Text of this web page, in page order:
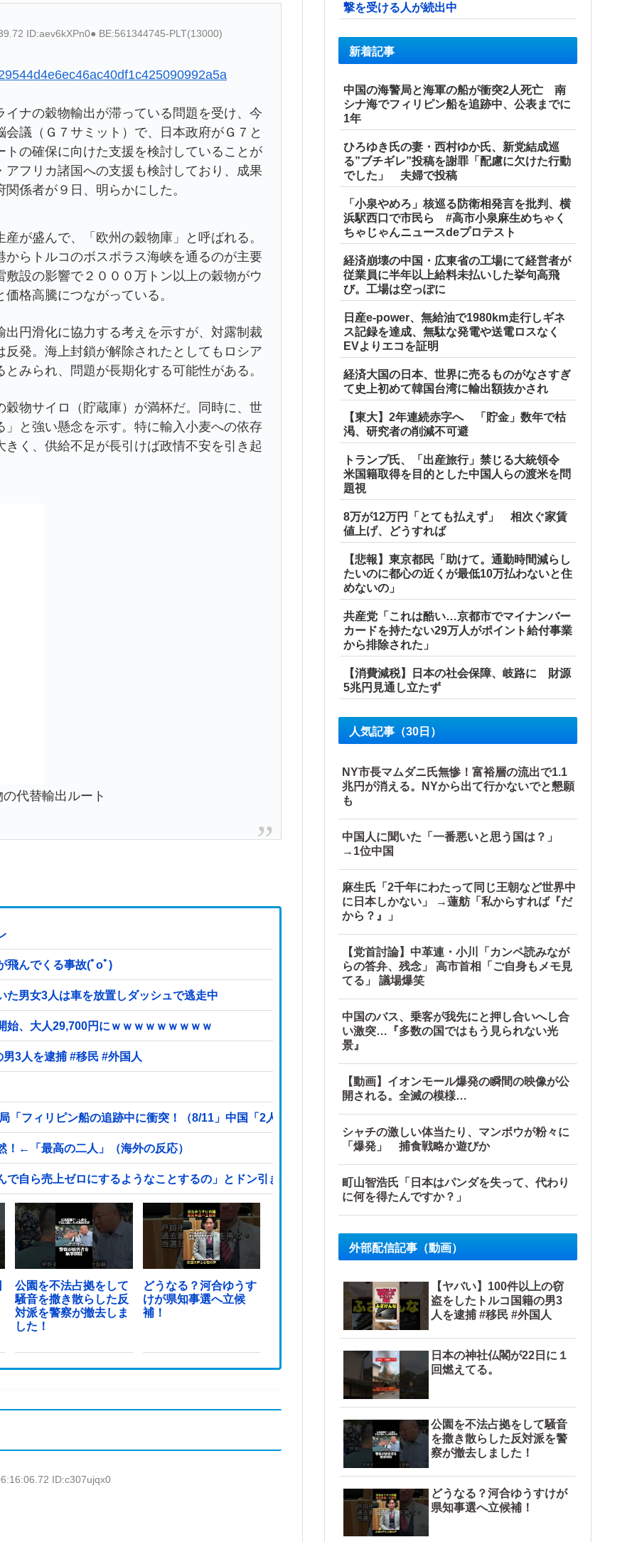
ID:aev6kXPn0● BE:561344745-PLT(13000)
ナの穀物輸出が滞っている問題を受け、今
議（Ｇ７サミット）で、日本政府がＧ７と
の確保に向けた支援を検討していることが
フリカ諸国への支援も検討しており、成果
係者が９日、明らかにした。
が盛んで、「欧州の穀物庫」と呼ばれる。
らトルコのボスポラス海峡を通るのが主要
設の影響で２０００万トン以上の穀物がウ
格高騰につながっている。
円滑化に協力する考えを示すが、対露制裁
発。海上封鎖が解除されたとしてもロシア
みられ、問題が長期化する可能性がある。
物サイロ（貯蔵庫）が満杯だ。同時に、世
と強い懸念を示す。特に輸入小麦への依存
く、供給不足が長引けば政情不安を引き起
代替輸出ルート
飛んでくる事故(ﾟoﾟ)
男女3人は車を放置しダッシュで逃走中
、大人29,700円にｗｗｗｗｗｗｗｗｗ
【ヤバい】100件以上の窃盗をしたトルコ国籍の男3人を逮捕 #移民 #外国人
「フィリピン船の追跡中に衝突！（8/11」中国「2人死亡」中国政府「1年間隠蔽」日本「隠蔽された事実報道！（2026年
！←「最高の二人」（海外の反応）
で自ら売上ゼロにするようなことするの」とドン引きするような方針転換を……他
公園を不法占拠をして
騒音を撒き散らした反
対派を警察が撤去しま
した！
どうなる？河合ゆうす
けが県知事選へ立候
補！
ID:c307ujqx0
撃を受ける人が続出中
新着記事
中国の海警局と海軍の船が衝突2人死亡 南
シナ海でフィリピン船を追跡中、公表までに
1年
ひろゆき氏の妻・西村ゆか氏、新党結成巡
る”ブチギレ”投稿を謝罪「配慮に欠けた行動
でした」 夫婦で投稿
「小泉やめろ」核巡る防衛相発言を批判、横
浜駅西口で市民ら #高市小泉麻生めちゃく
ちゃじゃんニュースdeプロテスト
経済崩壊の中国・広東省の工場にて経営者が
従業員に半年以上給料未払いした挙句高飛
び。工場は空っぽに
日産e-power、無給油で1980km走行しギネ
ス記録を達成、無駄な発電や送電ロスなく
EVよりエコを証明
経済大国の日本、世界に売るものがなさすぎ
て史上初めて韓国台湾に輸出額抜かされ
【東大】2年連続赤字へ 「貯金」数年で枯
渇、研究者の削減不可避
トランプ氏、「出産旅行」禁じる大統領令
米国籍取得を目的とした中国人らの渡米を問
題視
8万が12万円「とても払えず」 相次ぐ家賃
値上げ、どうすれば
【悲報】東京都民「助けて。通勤時間減らし
たいのに都心の近くが最低10万払わないと住
めないの」
共産党「これは酷い…京都市でマイナンバー
カードを持たない29万人がポイント給付事業
から排除された」
【消費減税】日本の社会保障、岐路に 財源
5兆円見通し立たず
人気記事（30日）
NY市長マムダニ氏無惨！富裕層の流出で1.1
兆円が消える。NYから出て行かないでと懇願
も
中国人に聞いた「一番悪いと思う国は？」
→1位中国
麻生氏「2千年にわたって同じ王朝など世界中
に日本しかない」 →蓮舫「私からすれば『だ
から？』」
【党首討論】中革連・小川「カンペ読みなが
らの答弁、残念」 高市首相「ご自身もメモ見
てる」 議場爆笑
中国のバス、乗客が我先にと押し合いへし合
い激突…『多数の国ではもう見られない光
景』
【動画】イオンモール爆発の瞬間の映像が公
開される。全滅の模様…
シャチの激しい体当たり、マンボウが粉々に
「爆発」 捕食戦略か遊びか
町山智浩氏「日本はパンダを失って、代わり
に何を得たんですか？」
外部配信記事（動画）
【ヤバい】100件以上の窃
盗をしたトルコ国籍の男3
人を逮捕 #移民 #外国人
日本の神社仏閣が22日に１
回燃えてる。
公園を不法占拠をして騒音
を撒き散らした反対派を警
察が撤去しました！
どうなる？河合ゆうすけが
県知事選へ立候補！